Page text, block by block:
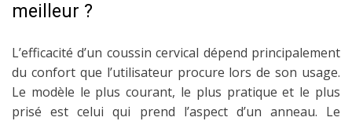
meilleur ?
L’efficacité d’un coussin cervical dépend principalement
du confort que l’utilisateur procure lors de son usage.
Le modèle le plus courant, le plus pratique et le plus
prisé est celui qui prend l’aspect d’un anneau. Le